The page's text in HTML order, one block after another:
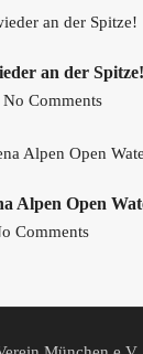
an der Spitze!
No Comments
Alpen Open
Comments